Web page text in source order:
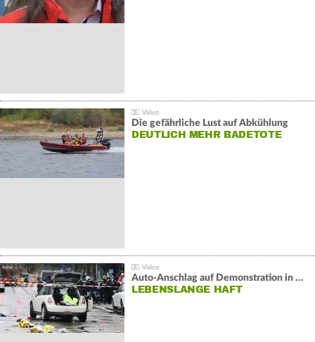
Die gefährliche Lust auf Abkühlung
DEUTLICH MEHR BADETOTE
Auto-Anschlag auf Demonstration in München:
LEBENSLANGE HAFT